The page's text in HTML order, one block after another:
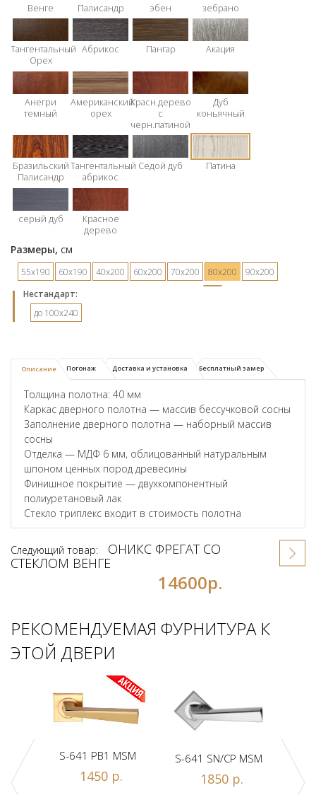
Венге Палисандр эбен зебрано
Тангентальный
Орех
Абрикос Пангар Акация
Анегри
темный
Американский
орех
Красн.дерево
с
черн.патиной
Дуб
коньячный
Бразильский
Палисандр
Тангентальный
абрикос
Седой дуб Патина
серый дуб
Красное
дерево
Размеры, см
55х190 60х190 40х200 60х200 70х200 80х200
90х200
Hестандарт:
до 100x240
Описание Погонаж Доставка и установка Бесплатный замер
Толщина полотна: 40 мм
Каркас дверного полотна — массив бессучковой сосны
Заполнение дверного полотна — наборный массив
сосны
Отделка — МДФ 6 мм, облицованный натуральным
шпоном ценных пород древесины
Финишное покрытие — двухкомпонентный
полиуретановый лак
Стекло триплекс входит в стоимость полотна
Следующий товар:
ОНИКС ФРЕГАТ СО
СТЕКЛОМ ВЕНГЕ
14600р.
РЕКОМЕНДУЕМАЯ ФУРНИТУРА К
ЭТОЙ ДВЕРИ
A
S-641 PB1 MSM
1450 р.
S-641 SN/CP MSM
1850 р.